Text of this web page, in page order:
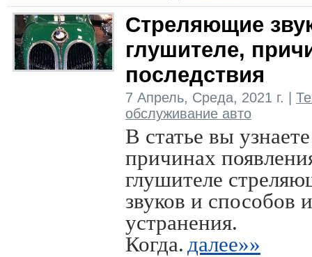
Стреляющие
глушителе,
последствия
7 Апрель, Среда, 2021 г. |
обслуживание авто
В статье вы
причинах
глушителе
звуков и способов
устранения.
Когда. далее»»